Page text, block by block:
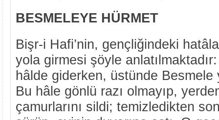
BESMELEYE HÜRMET
Bişr-i Hafi’nin, gençliğindeki
yola girmesi şöyle
hâlde giderken, üstünde Besmele
Bu hâle gönlü razı olmayıp,
çamurlarını sildi; temizledikten